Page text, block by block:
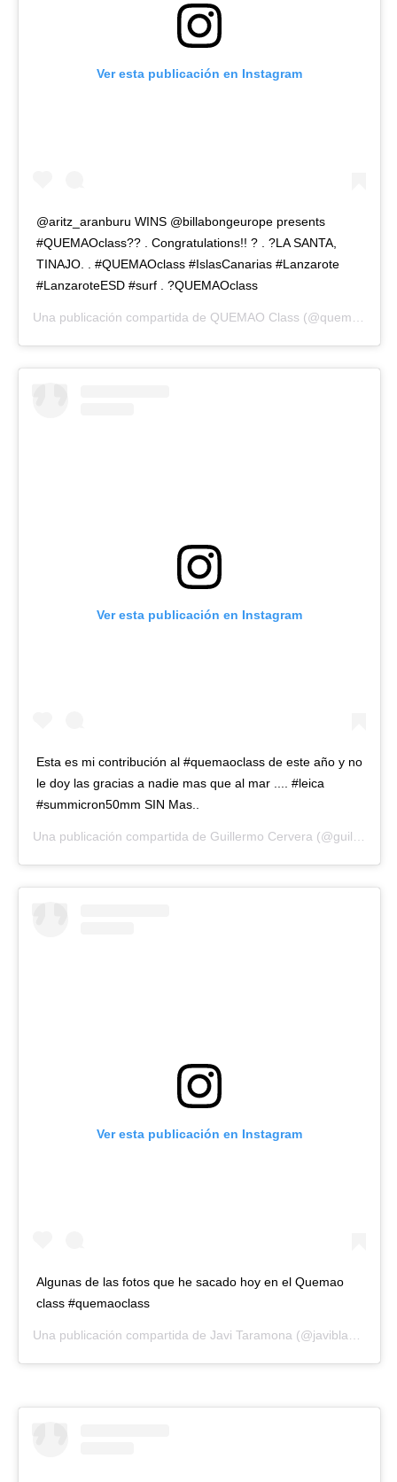
Ver esta publicación en Instagram
@aritz_aranburu WINS @billabongeurope presents
#QUEMAOclass?? . Congratulations!! ? . ?LA SANTA,
TINAJO. . #QUEMAOclass #IslasCanarias #Lanzarote
#LanzaroteESD #surf . ?QUEMAOclass
Una publicación compartida de QUEMAO Class (@quemao_class) el
Ver esta publicación en Instagram
Esta es mi contribución al #quemaoclass de este año y no
le doy las gracias a nadie mas que al mar .... #leica
#summicron50mm SIN Mas..
Una publicación compartida de Guillermo Cervera (@guillermocerveraphoto) el
Ver esta publicación en Instagram
Algunas de las fotos que he sacado hoy en el Quemao
class #quemaoclass
Una publicación compartida de Javi Taramona (@javiblacksand) el